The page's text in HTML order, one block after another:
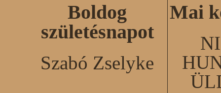
Boldog
születésnapot
Szabó Zselyke
Mai